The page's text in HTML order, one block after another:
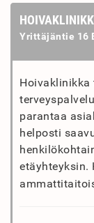
Yrittäjäntie 16
Hoivaklinikka
parantaa
helposti
etäyhteyksin.